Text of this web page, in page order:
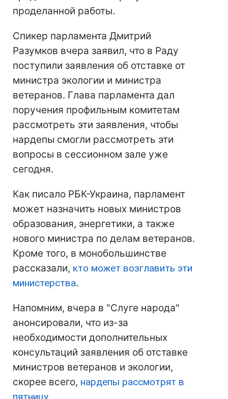
проделанной работы.
Спикер парламента Дмитрий
Разумков вчера заявил, что в Раду
поступили заявления об отставке от
министра экологии и министра
ветеранов. Глава парламента дал
поручения профильным комитетам
рассмотреть эти заявления, чтобы
нардепы смогли рассмотреть эти
вопросы в сессионном зале уже
сегодня.
Как писало РБК-Украина, парламент
может назначить новых министров
образования, энергетики, а также
нового министра по делам ветеранов.
Кроме того, в монобольшинстве
рассказали, кто может возглавить эти
министерства.
Напомним, вчера в "Слуге народа"
анонсировали, что из-за
необходимости дополнительных
консультаций заявления об отставке
министров ветеранов и экологии,
скорее всего, нардепы рассмотрят в